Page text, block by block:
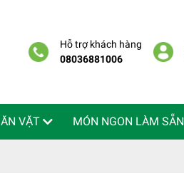
Hỗ trợ khách hàng
08036881006
VẶT MÓN NGON LÀM SẴN